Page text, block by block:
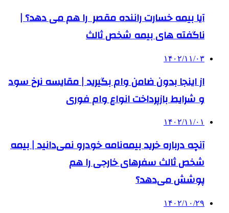
آیا بیمه خسارت راننده مقصر را هم می‌ دهد؟ |
ناگفته‌ های بیمه شخص ثالث
۱۴۰۲/۱۱/۰۳
از اینجا بدون ضامن وام بگیرید | مقایسه نرخ سود
و شرایط بازپرداخت انواع وام فوری
۱۴۰۲/۱۱/۰۱
آنچه درباره خرید بیمه‌نامه خودرو نمی‌دانید | بیمه
شخص ثالث سفرهای خارجی را هم
پوشش می‌دهد؟
۱۴۰۲/۱۰/۲۹